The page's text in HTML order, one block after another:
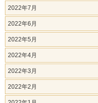
2022年7月
2022年6月
2022年5月
2022年4月
2022年3月
2022年2月